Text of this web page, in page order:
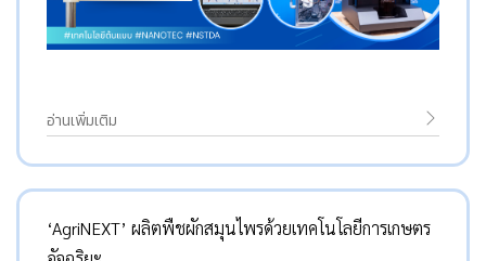
อ่านเพิ่มเติม
‘AgriNEXT’ ผลิตพืชผักสมุนไพรด้วยเทคโนโลยีการเกษตร